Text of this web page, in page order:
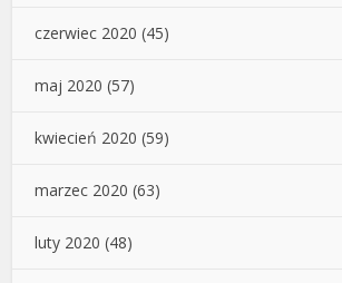
czerwiec 2020 (45)
maj 2020 (57)
kwiecień 2020 (59)
marzec 2020 (63)
luty 2020 (48)